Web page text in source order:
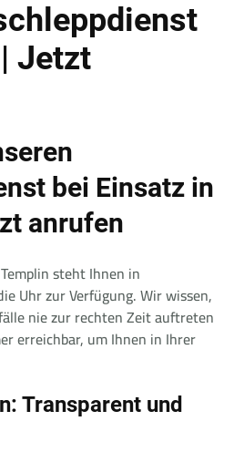
Jetzt
bei Einsatz in
anrufen
steht Ihnen in
Uhr zur Verfügung. Wir wissen,
nie zur rechten Zeit auftreten
erreichbar, um Ihnen in Ihrer
Transparent und